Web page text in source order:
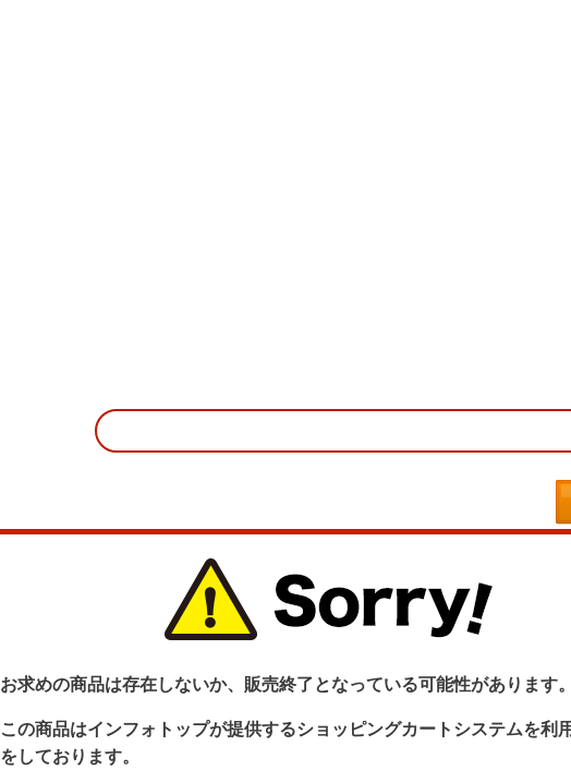
お求めの商品は存在しないか、販売終了となっている可能性があります
この商品はインフォトップが提供するショッピングカートシステムを利
をしております。